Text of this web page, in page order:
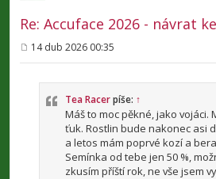
Re: Accuface 2026 - návrat
ř
14 dub 2026 00:35
Tea Racer píše: ↑
Máš to moc pěkné, jako vojáci.
ťuk. Rostlin bude nakonec asi
a letos mám poprvé kozí a
Semínka od tebe jen 50 %,
zkusím příští rok, ne vše jsem